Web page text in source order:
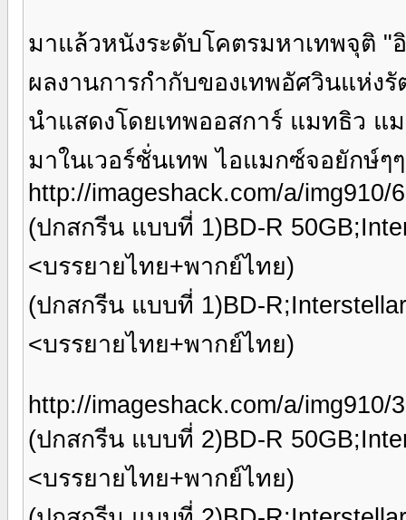
มาแล้วหนังระดับโคตรมหาเทพจุติ "
ผลงานการกำกับของเทพอัศวินแห่ง
นำแสดงโดยเทพออสการ์ แมทธิว แ
มาในเวอร์ชั่นเทพ ไอแมกซ์จอยักษ์ๆ
http://imageshack.com/a/img910/
(ปกสกรีน แบบที่ 1)BD-R
<บรรยายไทย+พากย์ไทย)
(ปกสกรีน แบบที่ 1)BD-
<บรรยายไทย+พากย์ไทย)
http://imageshack.com/a/img910/
(ปกสกรีน แบบที่ 2)BD-R
<บรรยายไทย+พากย์ไทย)